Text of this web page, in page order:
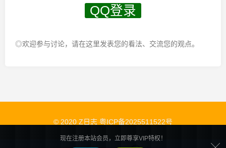
QQ登录
◎欢迎参与讨论，请在这里发表您的看法、交流您的观点。
© 2020 Z日志 粤ICP备2025511522号
现在注册本站会员，立即尊享VIP特权！